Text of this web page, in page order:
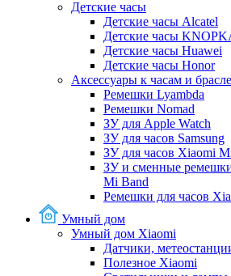
Детские часы
Детские часы Alcatel
Детские часы
Детские часы Huawei
Детские часы Honor
Аксессуары к часам и
Ремешки Lyambda
Ремешки Nomad
ЗУ для Apple Watch
ЗУ для часов Samsung
ЗУ для часов Xiaomi
ЗУ и сменные
Mi Band
Ремешки для часов
Умный дом
Умный дом Xiaomi
Датчики,
Полезное Xiaomi